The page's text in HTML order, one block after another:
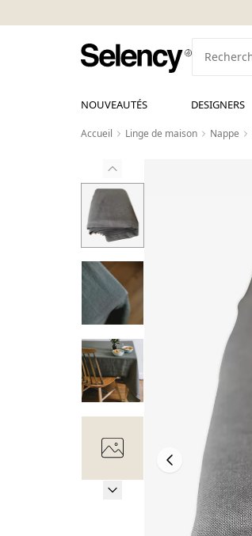
NOUVEAUTÉS DESIGNERS
Accueil Linge de maison Nappe